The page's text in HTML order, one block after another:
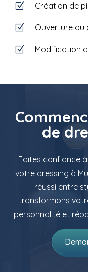
Z Création de
Z Ouverture ou
Z Modification
de
Faites confiance à
votre dressing à
réussi entre
transformons
personnalité et